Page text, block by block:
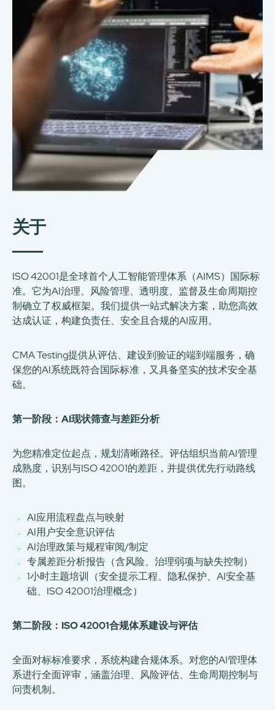
关于
ISO 42001是全球首个人工智能管理体系（AIMS）国际标
准。它为AI治理、风险管理、透明度、监督及生命周期控
制确立了权威框架。我们提供一站式解决方案，助您高效
达成认证，构建负责任、安全且合规的AI应用。
CMA Testing提供从评估、建设到验证的端到端服务，确
保您的AI系统既符合国际标准，又具备坚实的技术安全基
础。
第一阶段：AI现状筛查与差距分析
为您精准定位起点，规划清晰路径。评估组织当前AI管理
成熟度，识别与ISO 42001的差距，并提供优先行动路线
图。
AI应用流程盘点与映射
AI用户安全意识评估
AI治理政策与规程审阅/制定
专属差距分析报告（含风险、治理弱项与缺失控制）
1小时主题培训（安全提示工程、隐私保护、AI安全基
础、ISO 42001治理概念）
第二阶段：ISO 42001合规体系建设与评估
全面对标标准要求，系统构建合规体系。对您的AI管理体
系进行全面评审，涵盖治理、风险评估、生命周期控制与
问责机制。